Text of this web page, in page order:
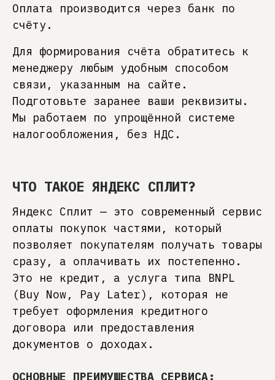
Оплата производится через банк по
счёту.
Для формирования счёта обратитесь к
менеджеру любым удобным способом
связи, указанным на сайте.
Подготовьте заранее ваши реквизиты.
Мы работаем по упрощённой системе
налогообложения, без НДС.
ЧТО ТАКОЕ ЯНДЕКС СПЛИТ?
Яндекс Сплит — это современный сервис
оплаты покупок частями, который
позволяет покупателям получать товары
сразу, а оплачивать их постепенно.
Это не кредит, а услуга типа BNPL
(Buy Now, Pay Later), которая не
требует оформления кредитного
договора или предоставления
документов о доходах.
ОСНОВНЫЕ ПРЕИМУЩЕСТВА СЕРВИСА: